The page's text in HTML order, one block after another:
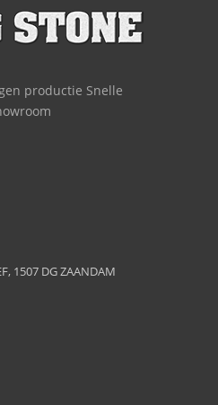
productie Snelle
1507 DG ZAANDAM